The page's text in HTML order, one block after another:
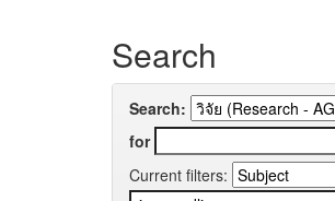
Search
Search:
for
Current filters: